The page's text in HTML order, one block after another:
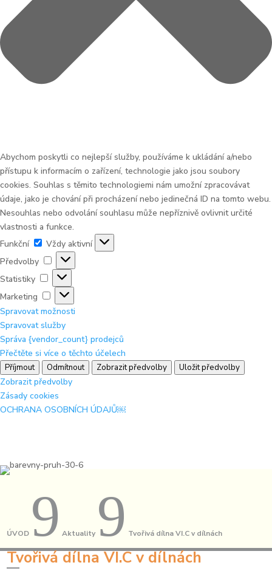
Abychom poskytli co nejlepší služby, používáme k ukládání a/nebo
přístupu k informacím o zařízení, technologie jako jsou soubory
cookies. Souhlas s těmito technologiemi nám umožní zpracovávat
údaje, jako je chování při procházení nebo jedinečná ID na tomto webu.
Nesouhlas nebo odvolání souhlasu může nepříznivě ovlivnit určité
vlastnosti a funkce.
Funkční
Funkční
Vždy aktivní
Předvolby
Předvolby
Statistiky
Statistiky
Marketing
Marketing
Spravovat možnosti
Spravovat služby
Správa {vendor_count} prodejců
Přečtěte si více o těchto účelech
Příjmout Odmítnout Zobrazit předvolby Uložit předvolby
Zobrazit předvolby
Zásady cookies
OCHRANA OSOBNÍCH ÚDAJŮ￼
ÚVOD 9 Aktuality 9 Tvořivá dílna VI.C v dílnách
Tvořivá dílna VI.C v dílnách